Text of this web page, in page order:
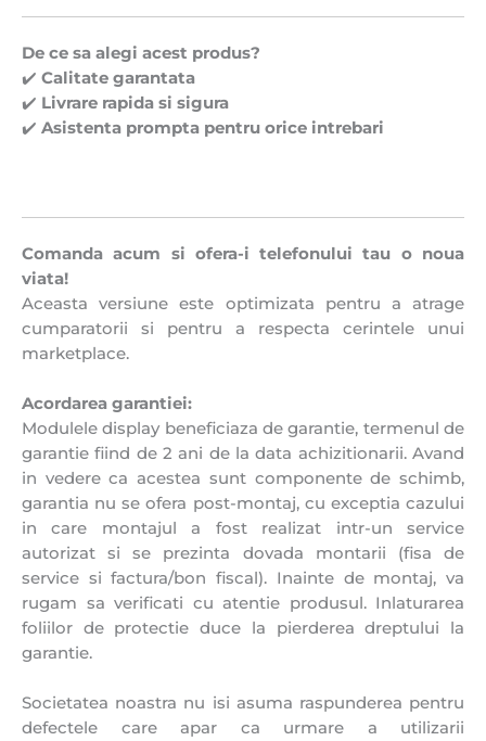
De ce sa alegi acest produs?
✔️ Calitate garantata
✔️ Livrare rapida si sigura
✔️ Asistenta prompta pentru orice intrebari
Comanda acum si ofera-i telefonului tau o noua
viata!
Aceasta versiune este optimizata pentru a atrage
cumparatorii si pentru a respecta cerintele unui
marketplace.
Acordarea garantiei:
Modulele display beneficiaza de garantie, termenul de
garantie fiind de 2 ani de la data achizitionarii. Avand
in vedere ca acestea sunt componente de schimb,
garantia nu se ofera post-montaj, cu exceptia cazului
in care montajul a fost realizat intr-un service
autorizat si se prezinta dovada montarii (fisa de
service si factura/bon fiscal). Inainte de montaj, va
rugam sa verificati cu atentie produsul. Inlaturarea
foliilor de protectie duce la pierderea dreptului la
garantie.
Societatea noastra nu isi asuma raspunderea pentru
defectele care apar ca urmare a utilizarii